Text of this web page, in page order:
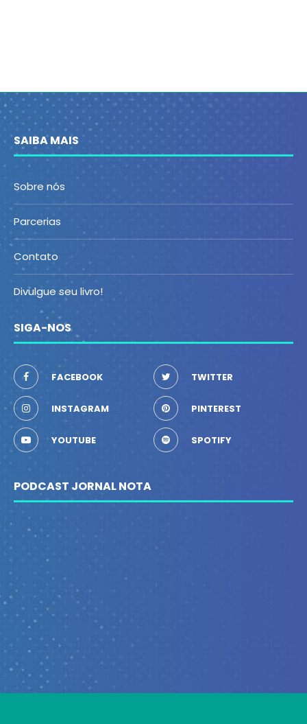
SAIBA MAIS
Sobre nós
Parcerias
Contato
Divulgue seu livro!
SIGA-NOS
FACEBOOK TWITTER
INSTAGRAM PINTEREST
YOUTUBE SPOTIFY
PODCAST JORNAL NOTA